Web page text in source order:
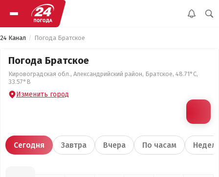
24 Канал Погода Братское
Погода Братское
Кировоградская обл., Александрийский район, Братское, 48.71°С,
33.57°В
Изменить город
Сегодня Завтра Вчера По часам